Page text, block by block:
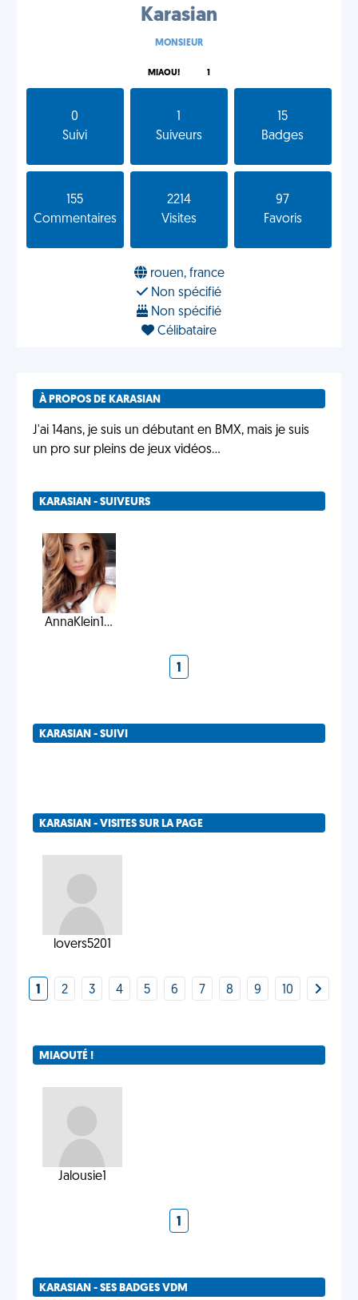
Karasian
MONSIEUR
MIAOU! 1
0
Suivi
Suiveurs
15
Badges
155
Commentaires
2214
Visites
97
Favoris
rouen, france
Non spécifié
Non spécifié
Célibataire
À PROPOS DE KARASIAN
J'ai 14ans, je suis un débutant en BMX, mais je suis
un pro sur pleins de jeux vidéos...
KARASIAN - SUIVEURS
AnnaKlein1...
1
KARASIAN - SUIVI
KARASIAN - VISITES SUR LA PAGE
lovers5201
1 2 3 4 5 6 7 8 9 10
MIAOUTÉ !
Jalousie1
1
KARASIAN - SES BADGES VDM